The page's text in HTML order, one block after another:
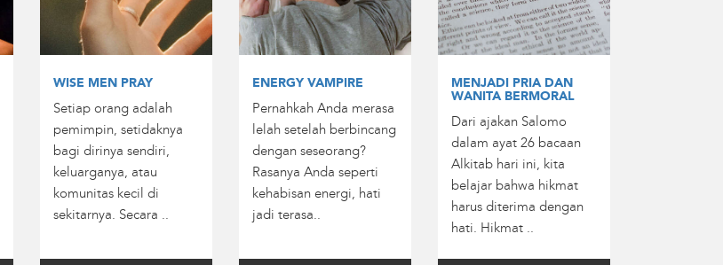
WISE MEN PRAY
Setiap orang adalah
pemimpin, setidaknya
bagi dirinya sendiri,
keluarganya, atau
komunitas kecil di
sekitarnya. Secara ..
ENERGY VAMPIRE
Pernahkah Anda merasa
lelah setelah berbincang
dengan seseorang?
Rasanya Anda seperti
kehabisan energi, hati
jadi terasa..
MENJADI PRIA DAN
WANITA BERMORAL
Dari ajakan Salomo
dalam ayat 26 bacaan
Alkitab hari ini, kita
belajar bahwa hikmat
harus diterima dengan
hati. Hikmat ..